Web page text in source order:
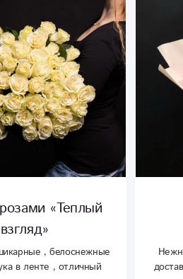
«Теплый
взгляд»
, белоснежные
в ленте , отличный